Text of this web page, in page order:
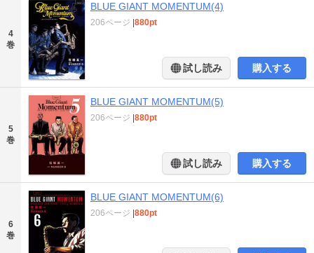
4
巻
BLUE GIANT MOMENTUM(4)
206ページ 880pt
試し読み 購入する
5
巻
BLUE GIANT MOMENTUM(5)
206ページ 880pt
試し読み 購入する
6
巻
BLUE GIANT MOMENTUM(6)
206ページ 880pt